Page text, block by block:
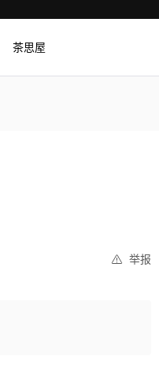
茶思屋
举报